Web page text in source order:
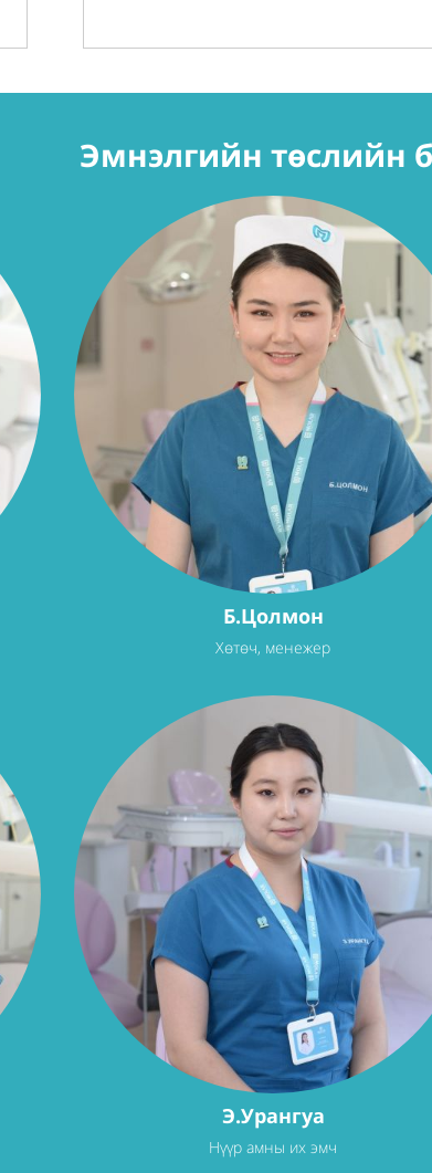
Эмнэлгийн төслийн
Б.Цолмон
Хөтөч, менежер
Э.Урангуа
Нүүр амны их эмч